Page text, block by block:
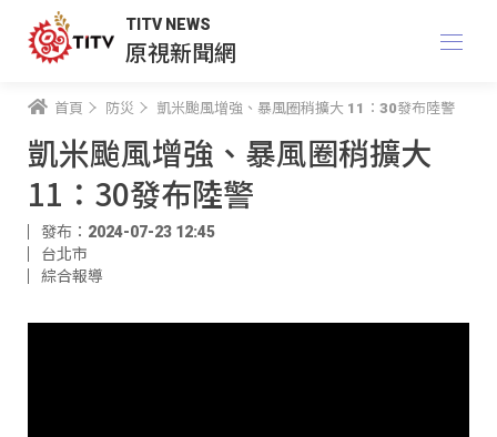
TITV NEWS
原視新聞網
首頁 防災 凱米颱風增強、暴風圈稍擴大 11：30發布陸警
凱米颱風增強、暴風圈稍擴大
11：30發布陸警
發布：2024-07-23 12:45
台北市
綜合報導